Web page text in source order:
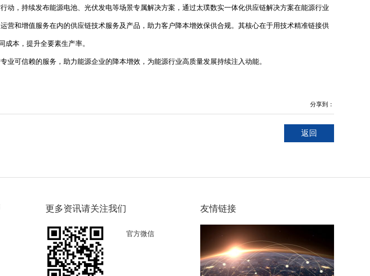
动，持续发布能源电池、光伏发电等场景专属解决方案，通过太璞数实一体化供应链解决方案在能源行业
和增值服务在内的供应链技术服务及产品，助力客户降本增效保供合规。其核心在于用技术精准链接供
成本，提升全要素生产率。
可信赖的服务，助力能源企业的降本增效，为能源行业高质量发展持续注入动能。
分享到：
返回
更多资讯请关注我们
官方微信
友情链接